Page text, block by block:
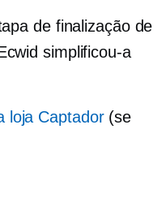
de finalização de
simplificou-a
loja Captador(se